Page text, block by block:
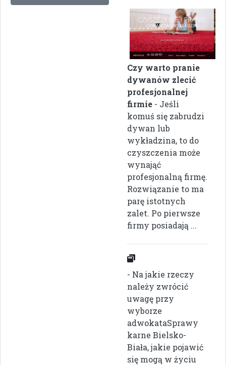
Czy warto pranie
dywanów zlecić
profesjonalnej
firmie - Jeśli
komuś się zabrudzi
dywan lub
wykładzina, to do
czyszczenia może
wynająć
profesjonalną firmę.
Rozwiązanie to ma
parę istotnych
zalet. Po pierwsze
firmy posiadają ...
- Na jakie rzeczy
należy zwrócić
uwagę przy
wyborze
adwokataSprawy
karne Bielsko-
Biała, jakie pojawić
się mogą w życiu